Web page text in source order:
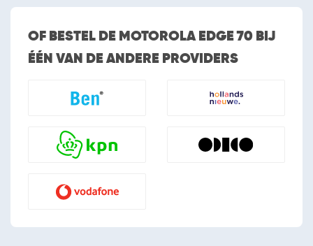
OF BESTEL DE MOTOROLA EDGE 70 BIJ
ÉÉN VAN DE ANDERE PROVIDERS